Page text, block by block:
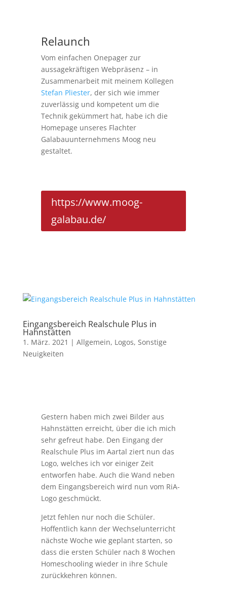
Relaunch
Vom einfachen Onepager zur
aussagekräftigen Webpräsenz – in
Zusammenarbeit mit meinem Kollegen
Stefan Pliester, der sich wie immer
zuverlässig und kompetent um die
Technik gekümmert hat, habe ich die
Homepage unseres Flachter
Galabauunternehmens Moog neu
gestaltet.
https://www.moog-
galabau.de/
Eingangsbereich Realschule Plus in
Hahnstätten
1. März. 2021 | Allgemein, Logos, Sonstige
Neuigkeiten
Gestern haben mich zwei Bilder aus
Hahnstätten erreicht, über die ich mich
sehr gefreut habe. Den Eingang der
Realschule Plus im Aartal ziert nun das
Logo, welches ich vor einiger Zeit
entworfen habe. Auch die Wand neben
dem Eingangsbereich wird nun vom RiA-
Logo geschmückt.
Jetzt fehlen nur noch die Schüler.
Hoffentlich kann der Wechselunterricht
nächste Woche wie geplant starten, so
dass die ersten Schüler nach 8 Wochen
Homeschooling wieder in ihre Schule
zurückkehren können.